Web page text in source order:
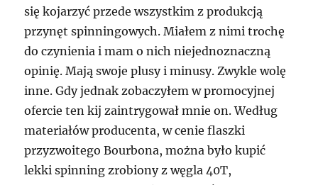
się kojarzyć przede wszystkim z produkcją
przynęt spinningowych. Miałem z nimi trochę
do czynienia i mam o nich niejednoznaczną
opinię. Mają swoje plusy i minusy. Zwykle wolę
inne. Gdy jednak zobaczyłem w promocyjnej
ofercie ten kij zaintrygował mnie on. Według
materiałów producenta, w cenie flaszki
przyzwoitego Bourbona, można było kupić
lekki spinning zrobiony z węgla 40T,